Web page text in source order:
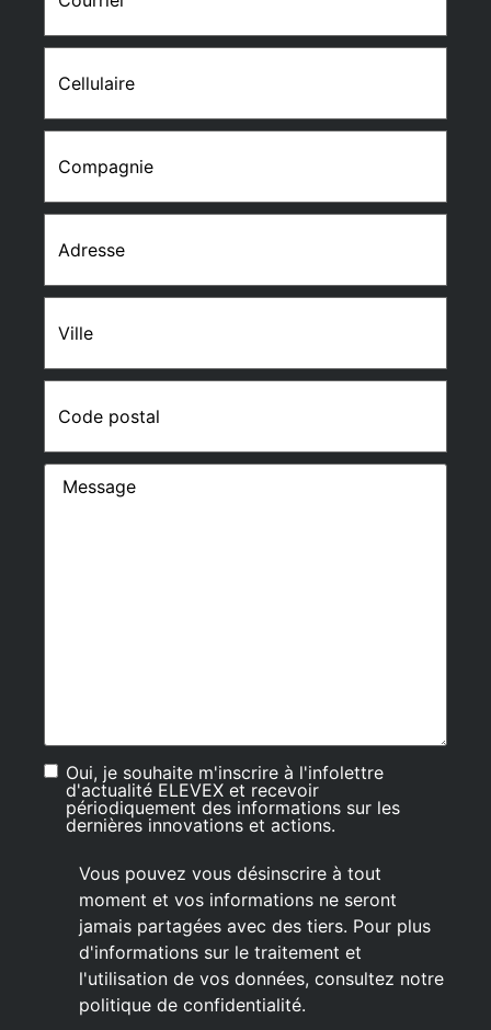
Cellulaire(Nécessaire)
Compagnie(Nécessaire)
Adresse(Nécessaire)
Ville(Nécessaire)
Code
postal (Nécessaire)
Message
Consent
Oui, je souhaite m'inscrire à l'infolettre
d'actualité ELEVEX et recevoir
périodiquement des informations sur les
dernières innovations et actions.
Vous pouvez vous désinscrire à tout
moment et vos informations ne seront
jamais partagées avec des tiers. Pour plus
d'informations sur le traitement et
l'utilisation de vos données, consultez notre
politique de confidentialité.